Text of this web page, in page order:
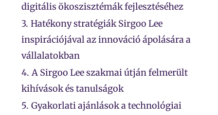
digitális ökoszisztémák fejlesztéséhez
3. Hatékony stratégiák Sirgoo Lee
inspirációjával az innováció ápolására a
vállalatokban
4. A Sirgoo Lee szakmai útján felmerült
kihívások és tanulságok
5. Gyakorlati ajánlások a technológiai